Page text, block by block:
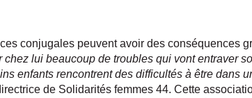
conjugales peuvent avoir des conséquences
chez lui beaucoup de troubles qui vont entraver
enfants rencontrent des difficultés à être dans
de Solidarités femmes 44. Cette